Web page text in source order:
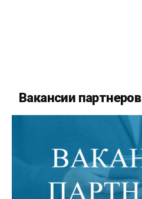
Вакансии партнеров